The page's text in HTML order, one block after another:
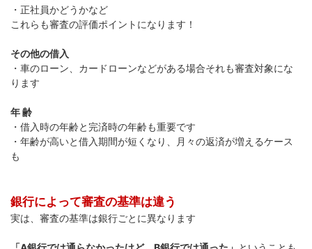
・正社員かどうかなど
これらも審査の評価ポイントになります！
その他の借入
・車のローン、カードローンなどがある場合それも審査対象にな
ります
年 齢
・借入時の年齢と完済時の年齢も重要です
・年齢が高いと借入期間が短くなり、月々の返済が増えるケース
も
銀行によって審査の基準は違う
実は、審査の基準は銀行ごとに異なります